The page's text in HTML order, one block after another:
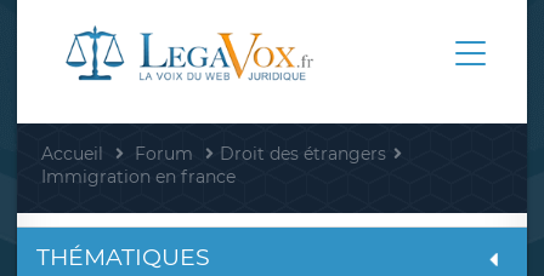
Accueil Forum
Droit des étrangers
Immigration en france
THÉMATIQUES